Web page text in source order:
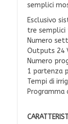
semplici
Esclusivo
tre semplici
Numero
Outputs 24
Numero
1 partenza
Tempi di